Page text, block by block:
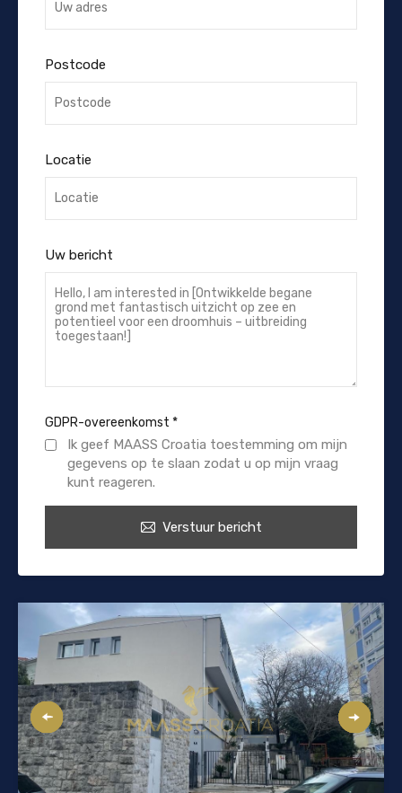
Postcode
Locatie
Uw bericht
GDPR-overeenkomst *
Ik geef MAASS Croatia toestemming om mijn
gegevens op te slaan zodat u op mijn vraag
kunt reageren.
Verstuur bericht